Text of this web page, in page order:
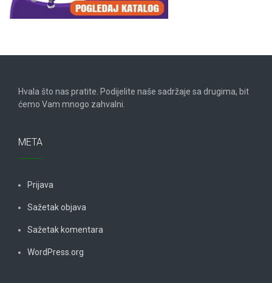
Hvala što nas pratite. Podijelite naše sadržaje sa drugima, bit
ćemo Vam mnogo zahvalni.
META
Prijava
Sažetak objava
Sažetak komentara
WordPress.org